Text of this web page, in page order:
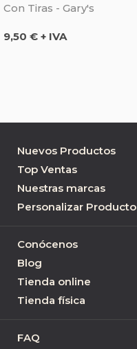
Con Tiras - Gary's
Precio
9,50 € + IVA
Nuevos Productos
Top Ventas
Nuestras marcas
Personalizar Producto
Conócenos
Blog
Tienda online
Tienda física
FAQ